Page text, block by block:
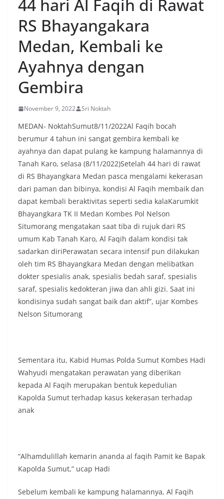
44 hari Al Faqih di Rawat
RS Bhayangakara
Medan, Kembali ke
Ayahnya dengan
Gembira
November 9, 2022 Sri Noktah
MEDAN- NoktahSumut8/11/2022Al Faqih bocah
berumur 4 tahun ini sangat gembira kembali ke
ayahnya dan dapat pulang ke kampung halamannya di
Tanah Karo, selasa (8/11/2022)Setelah 44 hari di rawat
di RS Bhayangkara Medan pasca mengalami kekerasan
dari paman dan bibinya, kondisi Al Faqih membaik dan
dapat kembali beraktivitas seperti sedia kalaKarumkit
Bhayangkara TK II Medan Kombes Pol Nelson
Situmorang mengatakan saat tiba di rujuk dari RS
umum Kab Tanah Karo, Al Faqih dalam kondisi tak
sadarkan diriPerawatan secara intensif pun dilakukan
oleh tim RS Bhayangkara Medan dengan melibatkan
dokter spesialis anak, spesialis bedah saraf, spesialis
saraf, spesialis kedokteran jiwa dan ahli gizi. Saat ini
kondisinya sudah sangat baik dan aktif”, ujar Kombes
Nelson Situmorang
Sementara itu, Kabid Humas Polda Sumut Kombes Hadi
Wahyudi mengatakan perawatan yang diberikan
kepada Al Faqih merupakan bentuk kepedulian
Kapolda Sumut terhadap kasus kekerasan terhadap
anak
“Alhamdulillah kemarin ananda al faqih Pamit ke Bapak
Kapolda Sumut,” ucap Hadi
Sebelum kembali ke kampung halamannya, Al Faqih